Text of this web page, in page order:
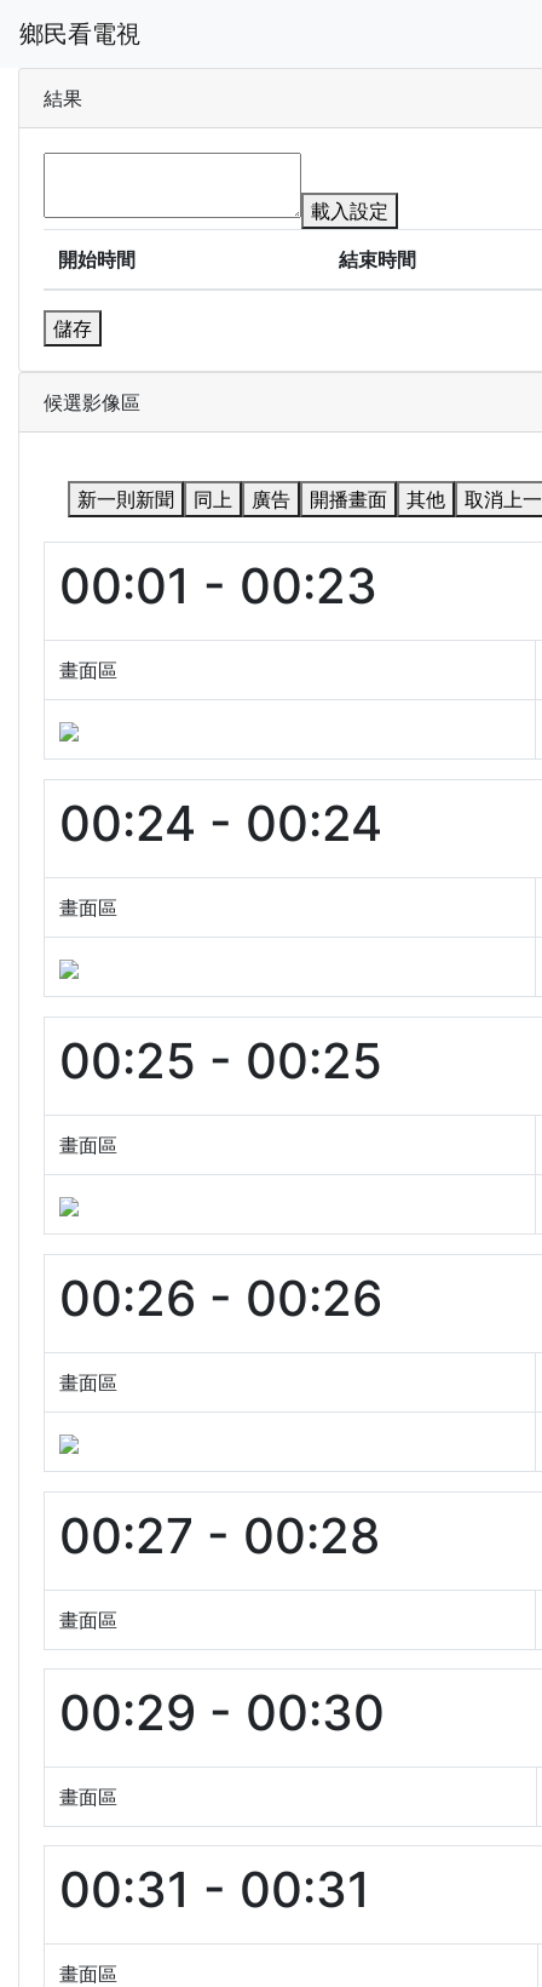
鄉民看電視
結果
載入設定
開始時間
結束時間
儲存
候選影像區
新一則新聞 同上 廣告 開播畫面 其他 取消上
00:01 - 00:23
畫面區
00:24 - 00:24
畫面區
00:25 - 00:25
畫面區
00:26 - 00:26
畫面區
00:27 - 00:28
畫面區
00:29 - 00:30
畫面區
00:31 - 00:31
畫面區